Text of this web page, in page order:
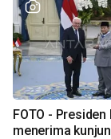
FOTO -
menerima